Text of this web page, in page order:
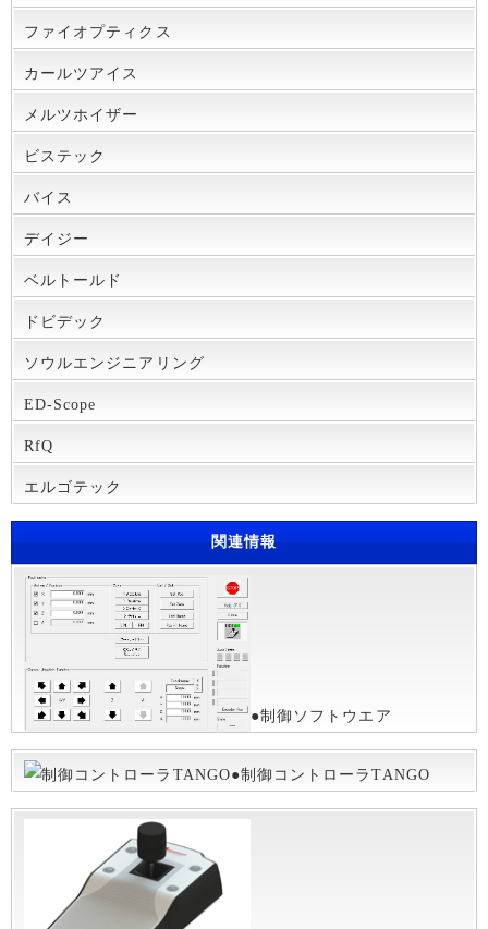
ファイオプティクス
カールツアイス
メルツホイザー
ビステック
バイス
デイジー
ベルトールド
ドビデック
ソウルエンジニアリング
ED-Scope
RfQ
エルゴテック
関連情報
●制御ソフトウエア
●制御コントローラTANGO